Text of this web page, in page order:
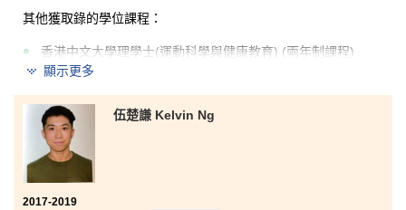
其他獲取錄的學位課程：
香港中文大學理學士(運動科學與健康教育) (兩年制課程)
們協助我渡過難關，亦非常感謝學生發展資源中心的輔
導員教導我如何整理個人理歷及報讀大學課程。
顯示更多
伍楚謙 Kelvin Ng
2017-2019